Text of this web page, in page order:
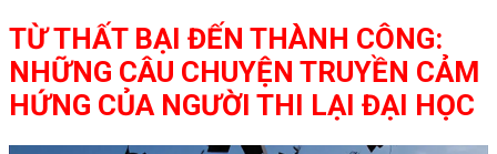
TỪ THẤT BẠI ĐẾN THÀNH CÔNG:
NHỮNG CÂU CHUYỆN TRUYỀN CẢM
HỨNG CỦA NGƯỜI THI LẠI ĐẠI HỌC